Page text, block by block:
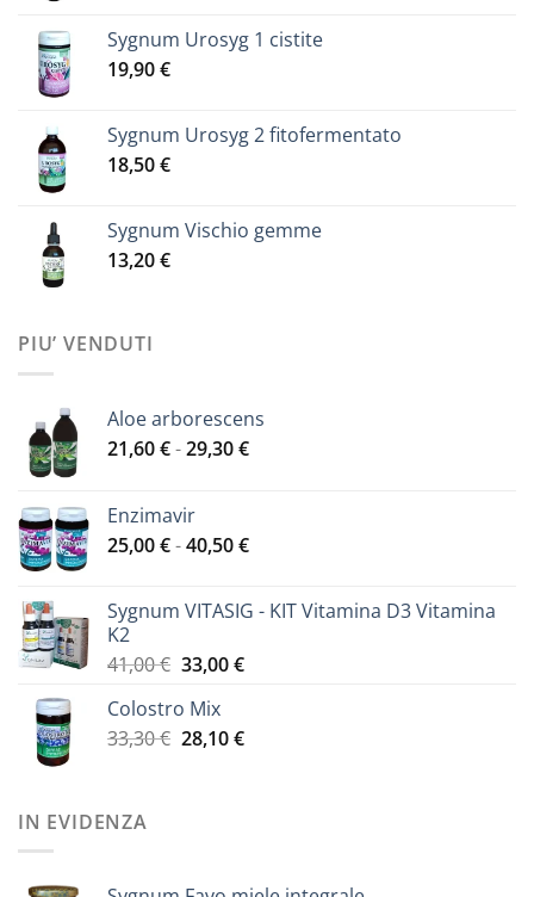
Sygnum Urosyg 1 cistite
19,90€
Sygnum Urosyg 2 fitofermentato
18,50€
Sygnum Vischio gemme
13,20€
PIU’ VENDUTI
Aloe arborescens
21,60€-29,30€Fascia
21,60 €
29,30 €
Enzimavir
25,00€-40,50€Fascia
da
Sygnum VITASIG - KIT Vitamina D3 Vitamina
K2
41,00€ Il
originale
era:
33,00€Il
è:
Colostro Mix
33,30€ Il
28,10€Il
IN EVIDENZA